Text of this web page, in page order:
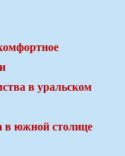
в уральском
в южной столице